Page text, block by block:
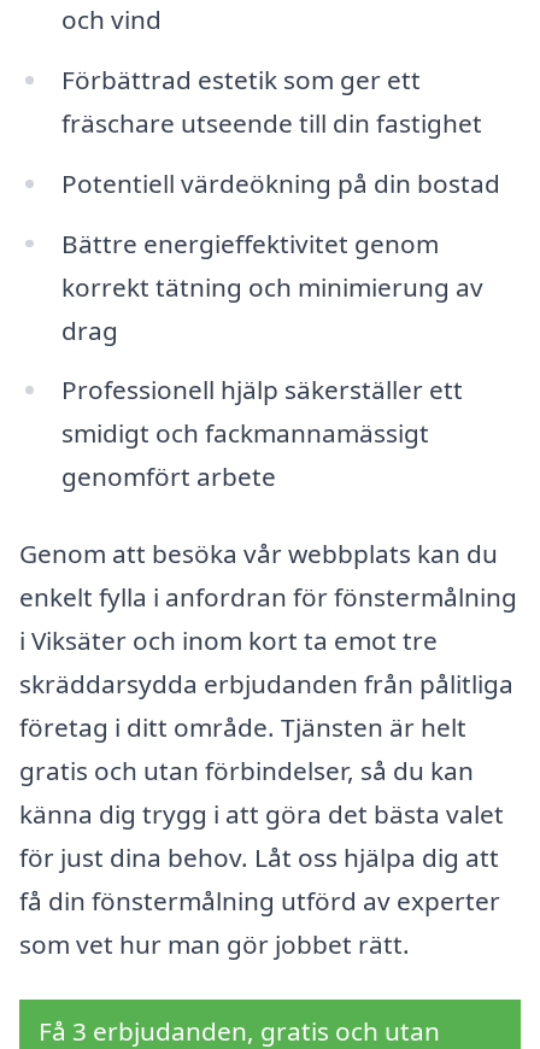
och vind
Förbättrad estetik som ger ett
fräschare utseende till din fastighet
Potentiell värdeökning på din bostad
Bättre energieffektivitet genom
korrekt tätning och minimierung av
drag
Professionell hjälp säkerställer ett
smidigt och fackmannamässigt
genomfört arbete
Genom att besöka vår webbplats kan du
enkelt fylla i anfordran för fönstermålning
i Viksäter och inom kort ta emot tre
skräddarsydda erbjudanden från pålitliga
företag i ditt område. Tjänsten är helt
gratis och utan förbindelser, så du kan
känna dig trygg i att göra det bästa valet
för just dina behov. Låt oss hjälpa dig att
få din fönstermålning utförd av experter
som vet hur man gör jobbet rätt.
Få 3 erbjudanden, gratis och utan